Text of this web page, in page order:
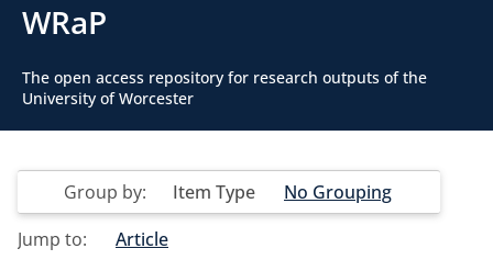
WRaP
The open access repository for research outputs of the
University of Worcester
Group by: Item Type
No Grouping
Jump to:
Article